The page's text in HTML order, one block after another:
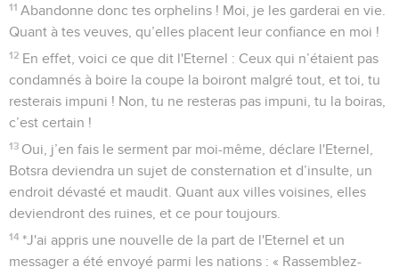
11 Abandonne donc tes orphelins ! Moi, je les garderai en vie.
Quant à tes veuves, qu’elles placent leur confiance en moi !
12 En effet, voici ce que dit l'Eternel : Ceux qui n’étaient pas
condamnés à boire la coupe la boiront malgré tout, et toi, tu
resterais impuni ! Non, tu ne resteras pas impuni, tu la boiras,
c’est certain !
13 Oui, j’en fais le serment par moi-même, déclare l'Eternel,
Botsra deviendra un sujet de consternation et d’insulte, un
endroit dévasté et maudit. Quant aux villes voisines, elles
deviendront des ruines, et ce pour toujours.
14 *J'ai appris une nouvelle de la part de l'Eternel et un
messager a été envoyé parmi les nations : « Rassemblez-